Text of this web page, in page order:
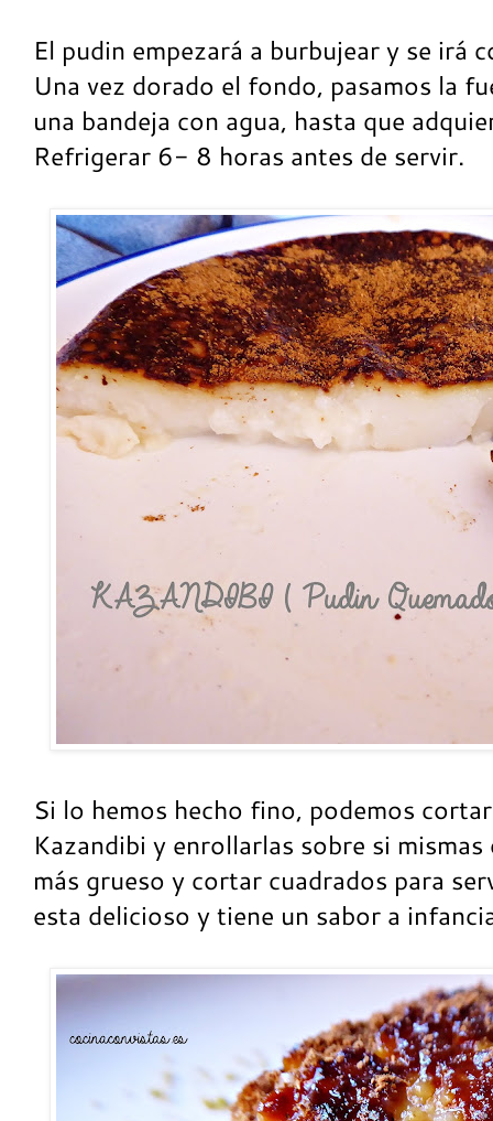
El pudin empezará a burbujear y se irá
Una vez dorado el fondo, pasamos la
una bandeja con agua, hasta que
Refrigerar 6- 8 horas antes de servir.
Si lo hemos hecho fino, podemos
Kazandibi y enrollarlas sobre si mismas
más grueso y cortar cuadrados para
esta delicioso y tiene un sabor a